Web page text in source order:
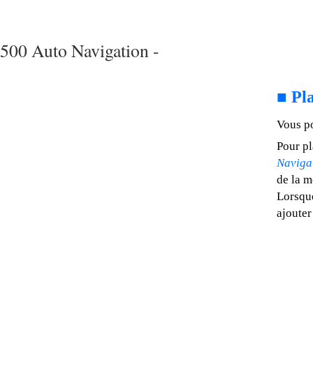
500 Auto Navigation -
■
Vous
Pour
de la